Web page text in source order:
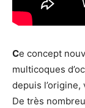
Ce concept
multicoques
depuis
De très